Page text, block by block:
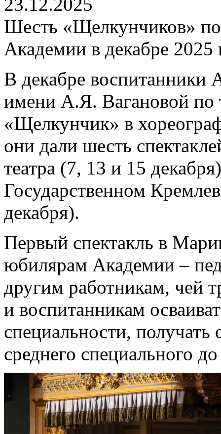
Шесть «Щелкунчиков»
Академии в декабре 2025
В декабре воспитанники
имени А.Я. Вагановой по
«Щелкунчик» в
они дали шесть
театра (7, 13 и 15
Государственном
декабря).
Первый спектакль в
юбилярам Академии –
другим работникам, чей
и воспитанникам
специальности, получать
среднего специального